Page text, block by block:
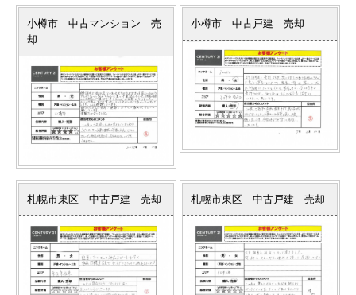
小樽市 中古マンション 売
却
小樽市 中古戸建 売却
札幌市東区 中古戸建 売却 札幌市東区 中古戸建 売却